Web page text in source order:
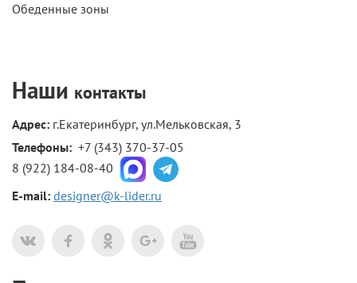
Обеденные зоны
Наши контакты
Адрес: г.Екатеринбург, ул.Мельковская, 3
Телефоны: +7 (343) 370-37-05
8 (922) 184-08-40
E-mail: designer@k-lider.ru